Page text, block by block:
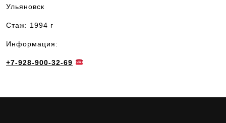
Ульяновск
Стаж: 1994 г
Информация:
+7-928-900-32-69